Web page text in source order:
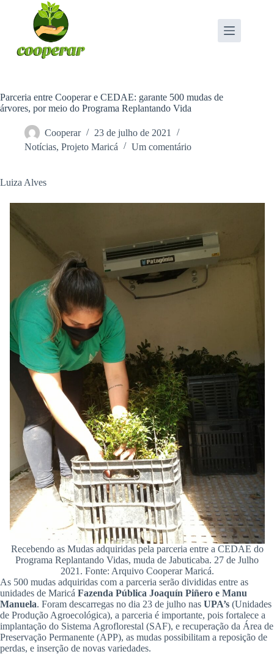
Parceria entre Cooperar e CEDAE: garante 500 mudas de
árvores, por meio do Programa Replantando Vida
Cooperar
23 de julho de 2021
Notícias, Projeto Maricá Um comentário
Luiza Alves
Recebendo as Mudas adquiridas pela parceria entre a CEDAE do
Programa Replantando Vidas, muda de Jabuticaba. 27 de Julho
2021. Fonte: Arquivo Cooperar Maricá.
As 500 mudas adquiridas com a parceria serão divididas entre as
unidades de Maricá Fazenda Pública Joaquín Piñero e Manu
Manuela. Foram descarregas no dia 23 de julho nas UPA’s (Unidades
de Produção Agroecológica), a parceria é importante, pois fortalece a
implantação do Sistema Agroflorestal (SAF), e recuperação da Área de
Preservação Permanente (APP), as mudas possibilitam a reposição de
perdas, e inserção de novas variedades.